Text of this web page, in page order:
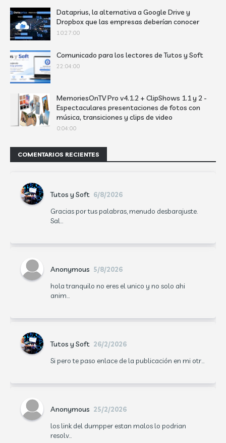
Dataprius, la alternativa a Google Drive y
Dropbox que las empresas deberían conocer
10:27:00
Comunicado para los lectores de Tutos y Soft
22:04:00
MemoriesOnTV Pro v4.1.2 + ClipShows 1.1 y 2 -
Espectaculares presentaciones de fotos con
música, transiciones y clips de video
0:04:00
COMENTARIOS RECIENTES
Tutos y Soft 6/8/2026
Gracias por tus palabras, menudo desbarajuste.
Sal...
Anonymous 5/8/2026
hola tranquilo no eres el unico y no solo ahi
anim...
Tutos y Soft 26/2/2026
Si pero te paso enlace de la publicación en mi otr...
Anonymous 25/2/2026
los link del dumpper estan malos lo podrian
resolv...